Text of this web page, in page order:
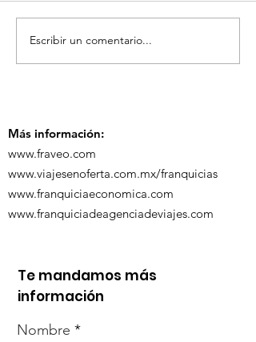
TourTravelynByFraveo
participó en la
Escribir un comentario...
Más información:
www.fraveo.com
www.viajesenoferta.com.mx/franquicias
www.franquiciaeconomica.com
www.franquiciadeagenciadeviajes.com
Te mandamos más
información
Nombre